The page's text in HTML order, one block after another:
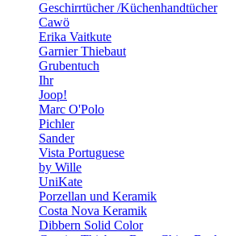
Geschirrtücher /Küchenhandtücher
Cawö
Erika Vaitkute
Garnier Thiebaut
Grubentuch
Ihr
Joop!
Marc O'Polo
Pichler
Sander
Vista Portuguese
by Wille
UniKate
Porzellan und Keramik
Costa Nova Keramik
Dibbern Solid Color